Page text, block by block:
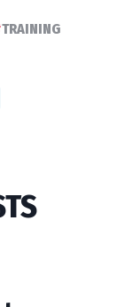
TRAINING